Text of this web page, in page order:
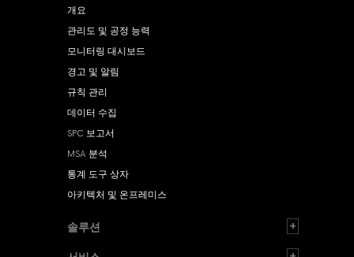
개요
관리도 및 공정 능력
모니터링 대시보드
경고 및 알림
규칙 관리
데이터 수집
SPC 보고서
MSA 분석
통계 도구 상자
아키텍처 및 온프레미스
솔루션